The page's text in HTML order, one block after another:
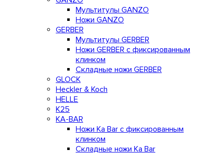
Мультитулы GANZO
Ножи GANZO
GERBER
Мультитулы GERBER
Ножи GERBER с фиксированным
клинком
Складные ножи GERBER
GLOCK
Heckler & Koch
HELLE
K25
KA-BAR
Ножи Ka Bar c фиксированным
клинком
Складные ножи Ka Bar